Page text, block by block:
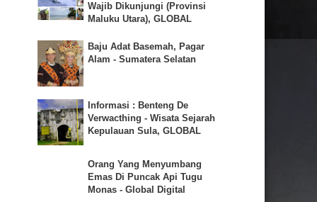
Wajib Dikunjungi (Provinsi
Maluku Utara), GLOBAL
Baju Adat Basemah, Pagar
Alam - Sumatera Selatan
Informasi : Benteng De
Verwacthing - Wisata Sejarah
Kepulauan Sula, GLOBAL
Orang Yang Menyumbang
Emas Di Puncak Api Tugu
Monas - Global Digital